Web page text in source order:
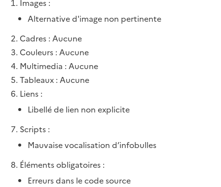
Images :
Alternative d'image non pertinente
Cadres : Aucune
Couleurs : Aucune
Multimedia : Aucune
Tableaux : Aucune
Liens :
Libellé de lien non explicite
Scripts :
Mauvaise vocalisation d’infobulles
Éléments obligatoires :
Erreurs dans le code source